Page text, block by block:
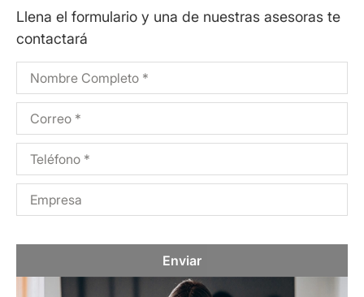
Llena el formulario y una de nuestras asesoras te
contactará
Enviar